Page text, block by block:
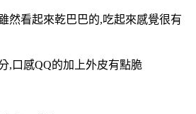
然看起來乾巴巴的,吃起來感覺很有
,口感QQ的加上外皮有點脆